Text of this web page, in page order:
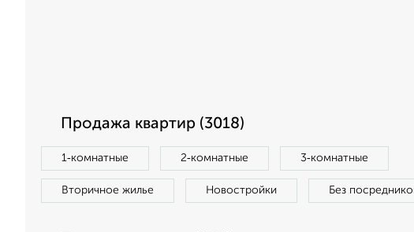
Продажа квартир (3018)
1‑комнатные 2‑комнатные 3‑комнатные
Вторичное жилье Новостройки Без